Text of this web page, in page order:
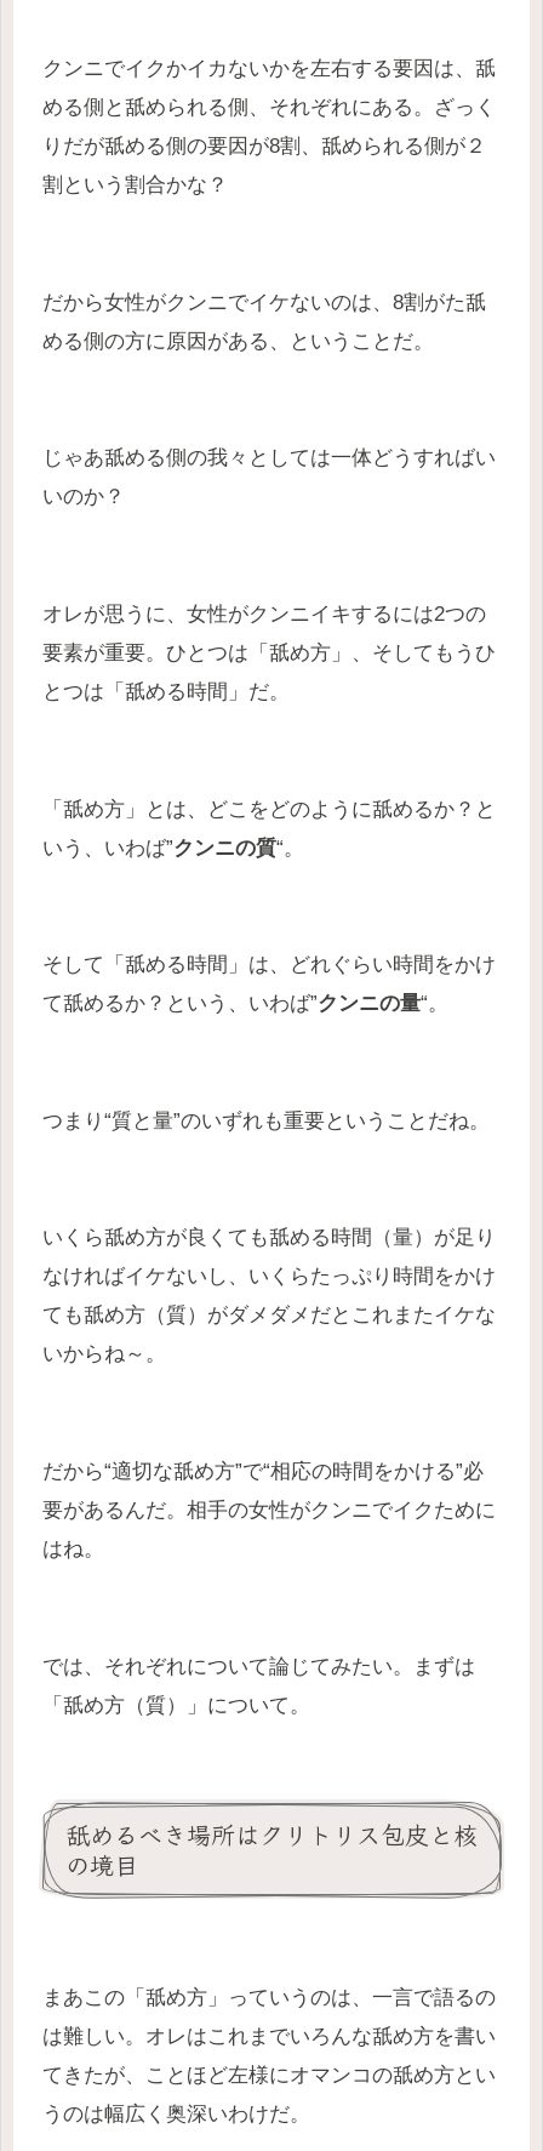
クンニでイクかイカないかを左右する要因は、舐
める側と舐められる側、それぞれにある。ざっく
りだが舐める側の要因が8割、舐められる側が２
割という割合かな？
だから女性がクンニでイケないのは、8割がた舐
める側の方に原因がある、ということだ。
じゃあ舐める側の我々としては一体どうすればい
いのか？
オレが思うに、女性がクンニイキするには2つの
要素が重要。ひとつは「舐め方」、そしてもうひ
とつは「舐める時間」だ。
「舐め方」とは、どこをどのように舐めるか？と
いう、いわば”クンニの質“。
そして「舐める時間」は、どれぐらい時間をかけ
て舐めるか？という、いわば”クンニの量“。
つまり“質と量”のいずれも重要ということだね。
いくら舐め方が良くても舐める時間（量）が足り
なければイケないし、いくらたっぷり時間をかけ
ても舐め方（質）がダメダメだとこれまたイケな
いからね～。
だから“適切な舐め方”で“相応の時間をかける”必
要があるんだ。相手の女性がクンニでイクために
はね。
では、それぞれについて論じてみたい。まずは
「舐め方（質）」について。
舐めるべき場所はクリトリス包皮と核
の境目
まあこの「舐め方」っていうのは、一言で語るの
は難しい。オレはこれまでいろんな舐め方を書い
てきたが、ことほど左様にオマンコの舐め方とい
うのは幅広く奥深いわけだ。